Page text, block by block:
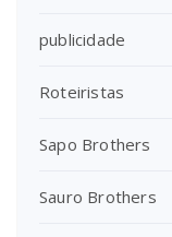
publicidade
Roteiristas
Sapo Brothers
Sauro Brothers